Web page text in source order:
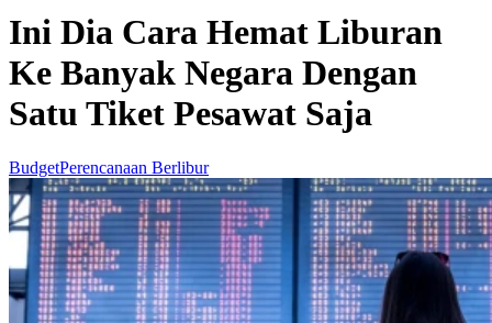
Ini Dia Cara Hemat Liburan
Ke Banyak Negara Dengan
Satu Tiket Pesawat Saja
BudgetPerencanaan Berlibur